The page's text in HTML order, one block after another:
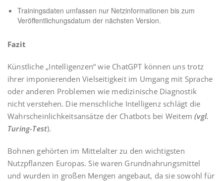
Trainingsdaten umfassen nur Netzinformationen bis zum
Veröffentlichungsdatum der nächsten Version.
Fazit
Künstliche „Intelligenzen“ wie ChatGPT können uns trotz
ihrer imponierenden Vielseitigkeit im Umgang mit Sprache
oder anderen Problemen wie medizinische Diagnostik
nicht verstehen. Die menschliche Intelligenz schlägt die
Wahrscheinlichkeitsansätze der Chatbots bei Weitem(vgl.
Turing-Test).
Bohnen gehörten im Mittelalter zu den wichtigsten
Nutzpflanzen Europas. Sie waren Grundnahrungsmittel
und wurden in großen Mengen angebaut, da sie sowohl für